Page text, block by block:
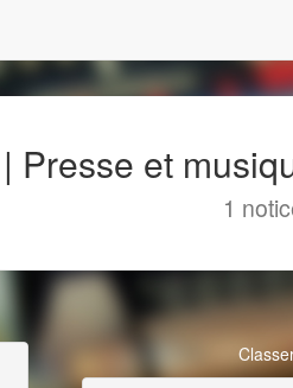
Presse et
1